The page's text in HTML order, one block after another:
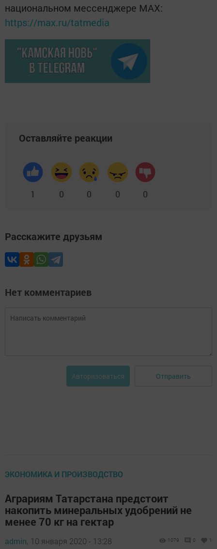
национальном мессенджере MАХ:
https://max.ru/tatmedia
Оставляйте реакции
1 0 0 0 0
Расскажите друзьям
Нет комментариев
Авторизоваться Отправить
ЭКОНОМИКА И ПРОИЗВОДСТВО
Аграриям Татарстана предстоит
накопить минеральных удобрений не
менее 70 кг на гектар
admin, 10 января 2020 - 13:28 1079 0 1